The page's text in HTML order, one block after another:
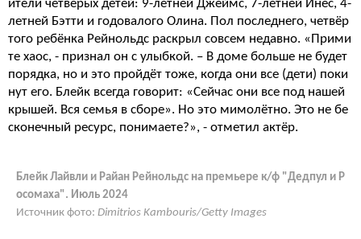
ители четверых детей: 9-летней Джеймс, 7-летней Инес, 4-
летней Бэтти и годовалого Олина. Пол последнего, четвёр
того ребёнка Рейнольдс раскрыл совсем недавно. «Прими
те хаос, - признал он с улыбкой. – В доме больше не будет
порядка, но и это пройдёт тоже, когда они все (дети) поки
нут его. Блейк всегда говорит: «Сейчас они все под нашей
крышей. Вся семья в сборе». Но это мимолётно. Это не бе
сконечный ресурс, понимаете?», - отметил актёр.
Блейк Лайвли и Райан Рейнольдс на премьере к/ф "Дедпул и Р
осомаха". Июль 2024
Источник фото: Dimitrios Kambouris/Getty Images